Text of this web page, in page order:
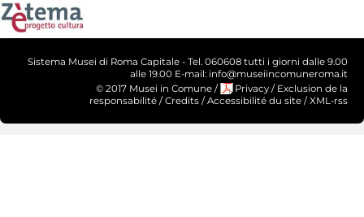
Sistema Musei di Roma Capitale - Tel. 060608 tutti i giorni dalle 9.00
alle 19.00 E-mail: info@museiincomuneroma.it
© 2017 Musei in Comune / Privacy / Exclusion de la
responsabilité /Credits /Accessibilité du site /XML-rss